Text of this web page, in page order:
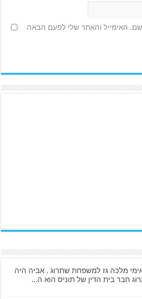
האימייל והאתר שלי לפעם הבאה
אימי מלכה גז למשפחת שתרוג . אביה היה
חבר בית הדין של תוניס הוא ה...